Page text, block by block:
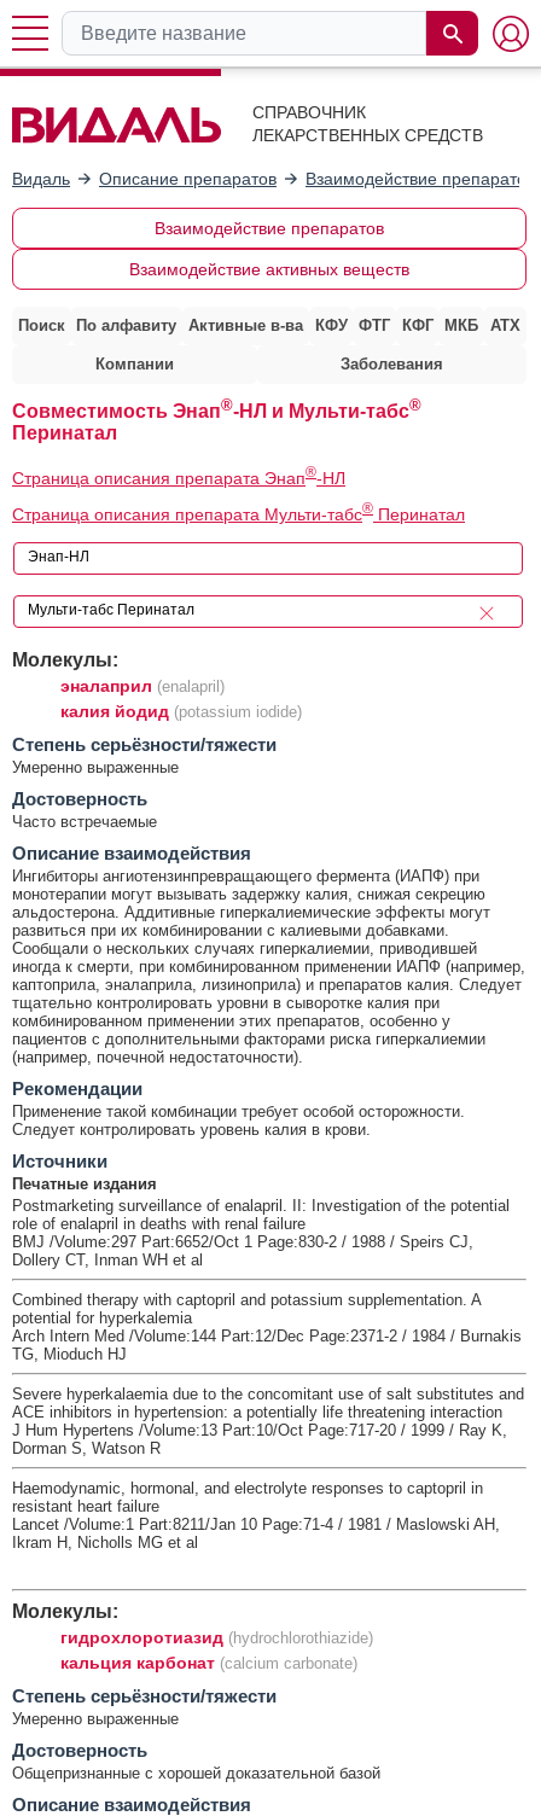
СПРАВОЧНИК
ЛЕКАРСТВЕННЫХ СРЕДСТВ
Видаль Описание препаратов Взаимодействие препаратов
Взаимодействие препаратов
Взаимодействие активных веществ
Поиск По алфавиту Активные в-ва КФУ ФТГ КФГ МКБ АТХ
Компании Заболевания
Совместимость Энап®-НЛ и Мульти-табс®
Перинатал
Страница описания препарата Энап®-НЛ
Страница описания препарата Мульти-табс® Перинатал
Молекулы:
эналаприл (enalapril)
калия йодид (potassium iodide)
Cтепень серьёзности/тяжести
Умеренно выраженные
Достоверность
Часто встречаемые
Описание взаимодействия
Ингибиторы ангиотензинпревращающего фермента (ИАПФ) при
монотерапии могут вызывать задержку калия, снижая секрецию
альдостерона. Аддитивные гиперкалиемические эффекты могут
развиться при их комбинировании с калиевыми добавками.
Сообщали о нескольких случаях гиперкалиемии, приводившей
иногда к смерти, при комбинированном применении ИАПФ (например,
каптоприла, эналаприла, лизиноприла) и препаратов калия. Следует
тщательно контролировать уровни в сыворотке калия при
комбинированном применении этих препаратов, особенно у
пациентов с дополнительными факторами риска гиперкалиемии
(например, почечной недостаточности).
Рекомендации
Применение такой комбинации требует особой осторожности.
Следует контролировать уровень калия в крови.
Источники
Печатные издания
Postmarketing surveillance of enalapril. II: Investigation of the potential
role of enalapril in deaths with renal failure
BMJ /Volume:297 Part:6652/Oct 1 Page:830-2 / 1988 / Speirs CJ,
Dollery CT, Inman WH et al
Combined therapy with captopril and potassium supplementation. A
potential for hyperkalemia
Arch Intern Med /Volume:144 Part:12/Dec Page:2371-2 / 1984 / Burnakis
TG, Mioduch HJ
Severe hyperkalaemia due to the concomitant use of salt substitutes and
ACE inhibitors in hypertension: a potentially life threatening interaction
J Hum Hypertens /Volume:13 Part:10/Oct Page:717-20 / 1999 / Ray K,
Dorman S, Watson R
Haemodynamic, hormonal, and electrolyte responses to captopril in
resistant heart failure
Lancet /Volume:1 Part:8211/Jan 10 Page:71-4 / 1981 / Maslowski AH,
Ikram H, Nicholls MG et al
Молекулы:
гидрохлоротиазид (hydrochlorothiazide)
кальция карбонат (calcium carbonate)
Cтепень серьёзности/тяжести
Умеренно выраженные
Достоверность
Общепризнанные с хорошей доказательной базой
Описание взаимодействия